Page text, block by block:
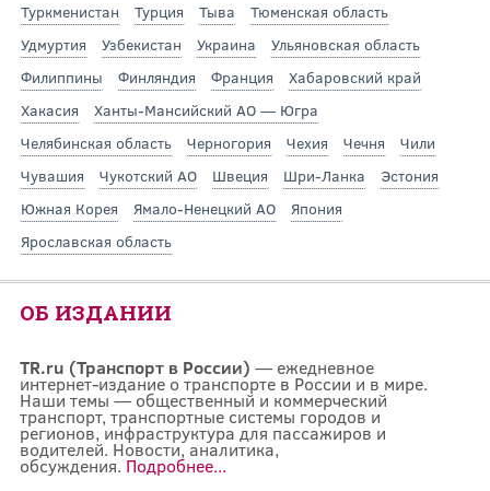
Туркменистан
Турция Тыва
Тюменская область
Удмуртия
Узбекистан Украина
Ульяновская область
Филиппины
Финляндия Франция
Хабаровский край
Хакасия
Ханты-Мансийский АО — Югра
Челябинская область
Черногория Чехия Чечня
Чили
Чувашия
Чукотский АО Швеция Шри-Ланка
Эстония
Южная Корея
Ямало-Ненецкий АО
Япония
Ярославская область
ОБ ИЗДАНИИ
TR.ru (Транспорт в России) — ежедневное
интернет-издание о транспорте в России и в мире.
Наши темы — общественный и коммерческий
транспорт, транспортные системы городов и
регионов, инфраструктура для пассажиров и
водителей. Новости, аналитика,
обсуждения. Подробнее...